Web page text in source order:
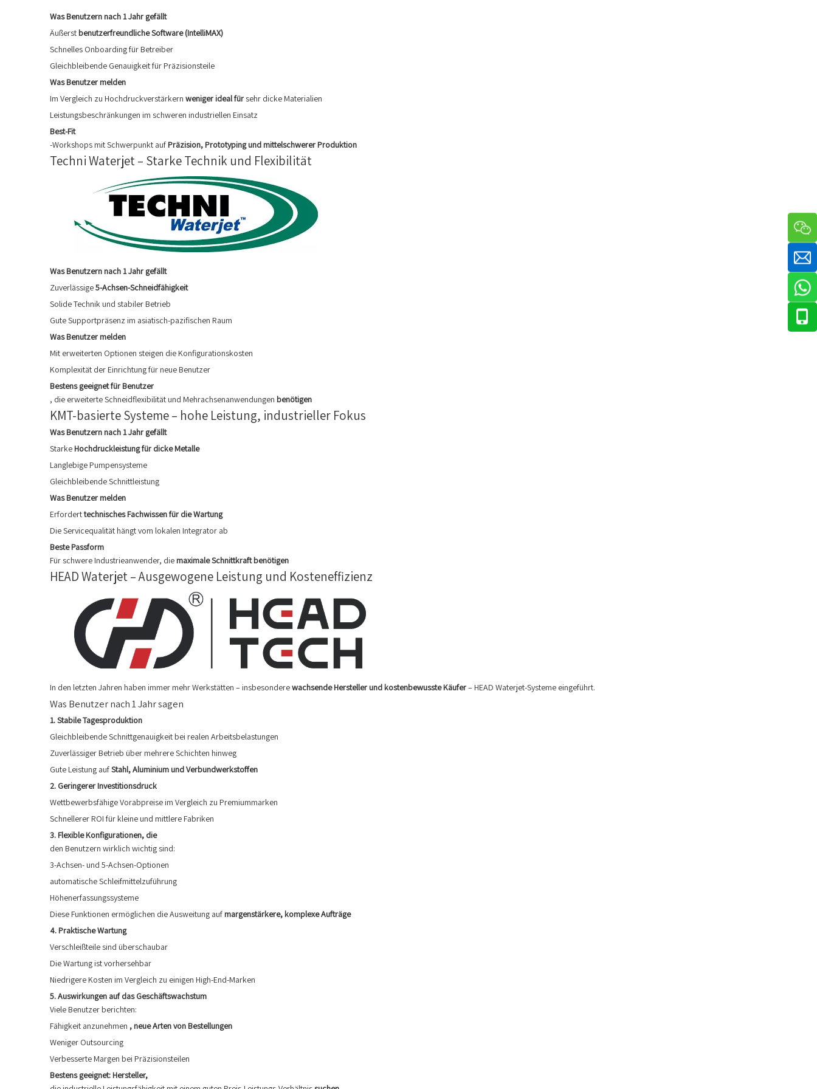
Was Benutzern nach 1 Jahr gefällt
Äußerst benutzerfreundliche Software (IntelliMAX)
Schnelles Onboarding für Betreiber
Gleichbleibende Genauigkeit für Präzisionsteile
Was Benutzer melden
Im Vergleich zu Hochdruckverstärkern weniger ideal fürsehr dicke Materialien
Leistungsbeschränkungen im schweren industriellen Einsatz
Best-Fit
-Workshops mit Schwerpunkt auf Präzision, Prototyping und mittelschwerer Produktion
Techni Waterjet – Starke Technik und Flexibilität
Was Benutzern nach 1 Jahr gefällt
Zuverlässige5-Achsen-Schneidfähigkeit
Solide Technik und stabiler Betrieb
Gute Supportpräsenz im asiatisch-pazifischen Raum
Was Benutzer melden
Mit erweiterten Optionen steigen die Konfigurationskosten
Komplexität der Einrichtung für neue Benutzer
Bestens geeignet für Benutzer
, die erweiterte Schneidflexibilität und Mehrachsenanwendungen benötigen
KMT-basierte Systeme – hohe Leistung, industrieller Fokus
Was Benutzern nach 1 Jahr gefällt
Starke Hochdruckleistung für dicke Metalle
Langlebige Pumpensysteme
Gleichbleibende Schnittleistung
Was Benutzer melden
Erforderttechnisches Fachwissen für die Wartung
Die Servicequalität hängt vom lokalen Integrator ab
Beste Passform
Für schwere Industrieanwender, die maximale Schnittkraft benötigen
HEAD Waterjet – Ausgewogene Leistung und Kosteneffizienz
In den letzten Jahren haben immer mehr Werkstätten – insbesonderewachsende Hersteller und kostenbewusste Käufer– HEAD Waterjet-Systeme eingeführt.
Was Benutzer nach 1 Jahr sagen
1. Stabile Tagesproduktion
Gleichbleibende Schnittgenauigkeit bei realen Arbeitsbelastungen
Zuverlässiger Betrieb über mehrere Schichten hinweg
Gute Leistung aufStahl, Aluminium und Verbundwerkstoffen
2. Geringerer Investitionsdruck
Wettbewerbsfähige Vorabpreise im Vergleich zu Premiummarken
Schnellerer ROI für kleine und mittlere Fabriken
3. Flexible Konfigurationen, die
den Benutzern wirklich wichtig sind:
3-Achsen- und 5-Achsen-Optionen
automatische Schleifmittelzuführung
Höhenerfassungssysteme
Diese Funktionen ermöglichen die Ausweitung auf margenstärkere, komplexe Aufträge
4. Praktische Wartung
Verschleißteile sind überschaubar
Die Wartung ist vorhersehbar
Niedrigere Kosten im Vergleich zu einigen High-End-Marken
5. Auswirkungen auf das Geschäftswachstum
Viele Benutzer berichten:
Fähigkeit anzunehmen , neue Arten von Bestellungen
Weniger Outsourcing
Verbesserte Margen bei Präzisionsteilen
Bestens geeignet: Hersteller,